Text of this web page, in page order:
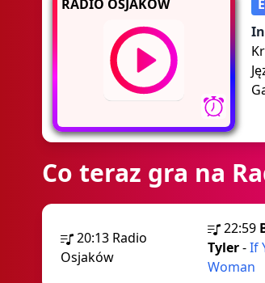
RADIO OSJAKÓW
Co teraz gra na
20:13 Radio
Osjaków
22:59
Tyler-If
Woman